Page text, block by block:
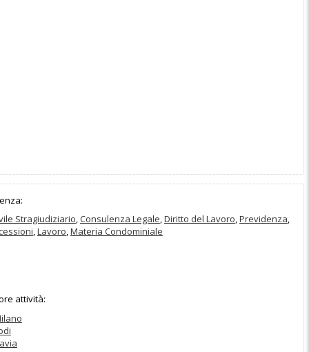
Stragiudiziario,Consulenza Legale,Diritto del Lavoro,Previdenza,
,Lavoro,Materia Condominiale
attività: